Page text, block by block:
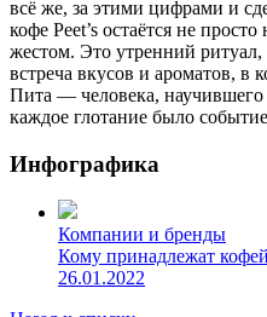
всё же, за этими цифрами и
кофе Peet’s остаётся не
жестом. Это утренний
встреча вкусов и ароматов, в
Пита — человека,
каждое глотание было
Инфографика
Компании и бренды
Кому принадлежат
26.01.2022